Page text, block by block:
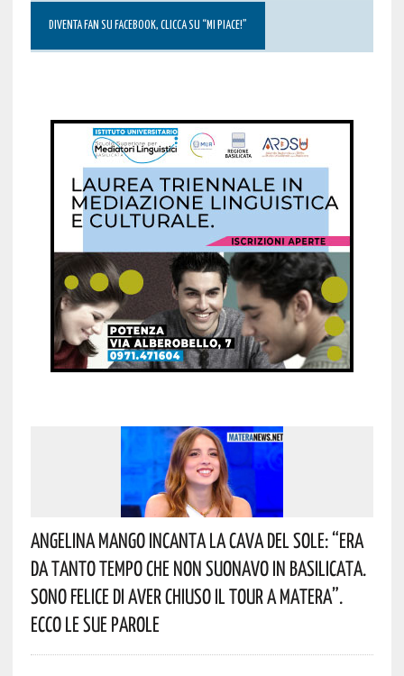
DIVENTA FAN SU FACEBOOK, CLICCA SU “MI PIACE!”
Angelina Mango Incanta La Cava Del Sole: “era
Da Tanto Tempo Che Non Suonavo In Basilicata.
Sono Felice Di Aver Chiuso Il Tour A Matera”.
Ecco Le Sue Parole